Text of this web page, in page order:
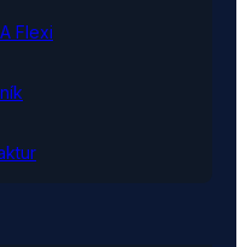
Flexi